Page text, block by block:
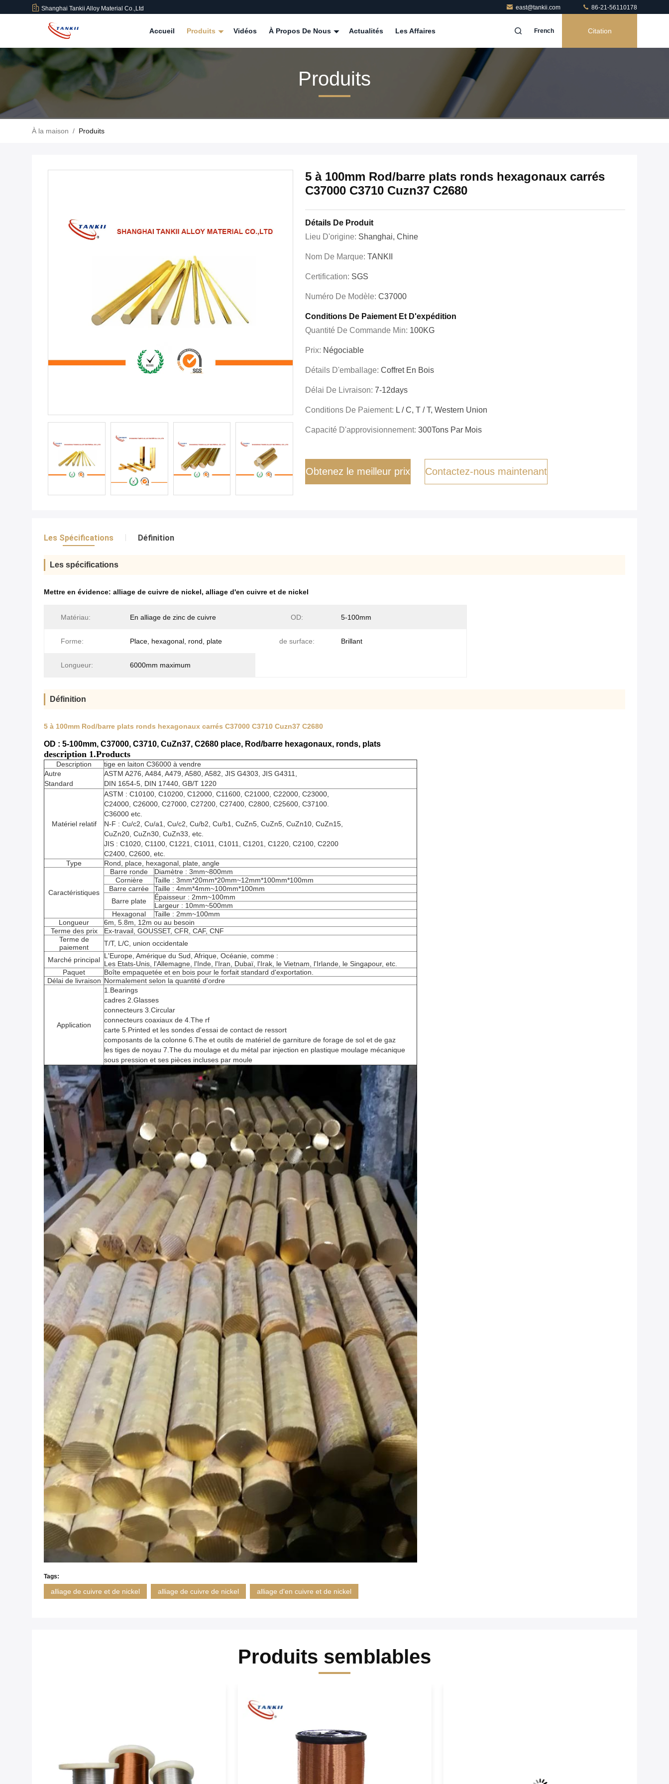
Shanghai Tankii Alloy Material Co.,Ltd east@tankii.com 86-21-56110178
Accueil Produits Vidéos À Propos De Nous Actualités Les Affaires French Citation
Produits
À la maison / Produits
5 à 100mm Rod/barre plats ronds hexagonaux carrés
C37000 C3710 Cuzn37 C2680
Détails De Produit
Lieu D'origine: Shanghai, Chine
Nom De Marque: TANKII
Certification: SGS
Numéro De Modèle: C37000
Conditions De Paiement Et D'expédition
Quantité De Commande Min: 100KG
Prix: Négociable
Détails D'emballage: Coffret En Bois
Délai De Livraison: 7-12days
Conditions De Paiement: L / C, T / T, Western Union
Capacité D'approvisionnement: 300Tons Par Mois
Obtenez le meilleur prix Contactez-nous maintenant
Les Spécifications Définition
Les spécifications
Mettre en évidence: alliage de cuivre de nickel, alliage d'en cuivre et de nickel
Matériau: En alliage de zinc de cuivre OD: 5-100mm
Forme: Place, hexagonal, rond, plate de surface: Brillant
Longueur: 6000mm maximum
Définition
5 à 100mm Rod/barre plats ronds hexagonaux carrés C37000 C3710 Cuzn37 C2680
OD : 5-100mm, C37000, C3710, CuZn37, C2680 place, Rod/barre hexagonaux, ronds, plats
description 1.Products
Description
tige en laiton C36000 à vendre
Autre
Standard
ASTM A276, A484, A479, A580, A582, JIS G4303, JIS G4311,
DIN 1654-5, DIN 17440, GB/T 1220
Matériel relatif
ASTM : C10100, C10200, C12000, C11600, C21000, C22000, C23000,
C24000, C26000, C27000, C27200, C27400, C2800, C25600, C37100.
C36000 etc.
N-F : Cu/c2, Cu/a1, Cu/c2, Cu/b2, Cu/b1, CuZn5, CuZn5, CuZn10, CuZn15,
CuZn20, CuZn30, CuZn33, etc.
JIS : C1020, C1100, C1221, C1011, C1011, C1201, C1220, C2100, C2200
C2400, C2600, etc.
Type
Rond, place, hexagonal, plate, angle
Caractéristiques
Barre ronde
Diamètre : 3mm~800mm
Cornière
Taille : 3mm*20mm*20mm~12mm*100mm*100mm
Barre carrée
Taille : 4mm*4mm~100mm*100mm
Barre plate
Épaisseur : 2mm~100mm
Largeur : 10mm~500mm
Hexagonal
Taille : 2mm~100mm
Longueur
6m, 5.8m, 12m ou au besoin
Terme des prix
Ex-travail, GOUSSET, CFR, CAF, CNF
Terme de
paiement
T/T, L/C, union occidentale
Marché principal L'Europe, Amérique du Sud, Afrique, Océanie, comme :
Les Etats-Unis, l'Allemagne, l'Inde, l'Iran, Dubaï, l'Irak, le Vietnam, l'Irlande, le Singapour, etc.
Paquet
Boîte empaquetée et en bois pour le forfait standard d'exportation.
Délai de livraison Normalement selon la quantité d'ordre
Application
1.Bearings
cadres 2.Glasses
connecteurs 3.Circular
connecteurs coaxiaux de 4.The rf
carte 5.Printed et les sondes d'essai de contact de ressort
composants de la colonne 6.The et outils de matériel de garniture de forage de sol et de gaz
les tiges de noyau 7.The du moulage et du métal par injection en plastique moulage mécanique
sous pression et ses pièces incluses par moule
Tags:
alliage de cuivre et de nickel alliage de cuivre de nickel alliage d'en cuivre et de nickel
Produits semblables